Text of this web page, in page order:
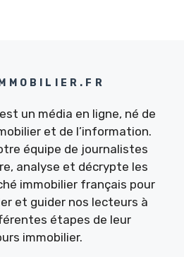
un média en ligne, né de
et de l’information.
équipe de journalistes
analyse et décrypte les
immobilier français pour
et guider nos lecteurs à
étapes de leur
immobilier.